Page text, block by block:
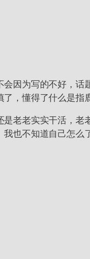
会因为写的不好，
了，懂得了什么是指
是老老实实干活，
也不知道自己怎么